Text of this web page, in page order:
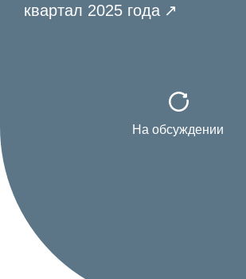
квартал 2025 года
На обсуждении